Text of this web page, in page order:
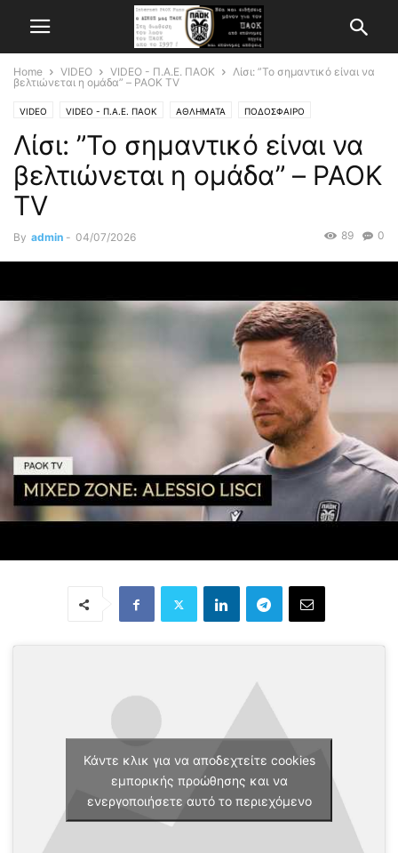
Home VIDEO VIDEO - Π.Α.Ε. ΠΑΟΚ
Λίσι: ”Το σημαντικό είναι να
βελτιώνεται η ομάδα” – PAOK TV
VIDEO VIDEO - Π.Α.Ε. ΠΑΟΚ ΑΘΛΗΜΑΤΑ ΠΟΔΟΣΦΑΙΡΟ
Λίσι: ”Το σημαντικό είναι να
βελτιώνεται η ομάδα” – PAOK
TV
By admin - 04/07/2026 0
89
Κάντε κλικ για να αποδεχτείτε cookies
εμπορικής προώθησης και να
ενεργοποιήσετε αυτό το περιεχόμενο